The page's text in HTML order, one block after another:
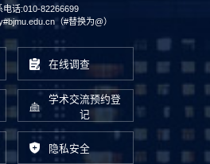
电话:010-82266699
（#替换为@）
在线调查
学术交流预约登
记
隐私安全